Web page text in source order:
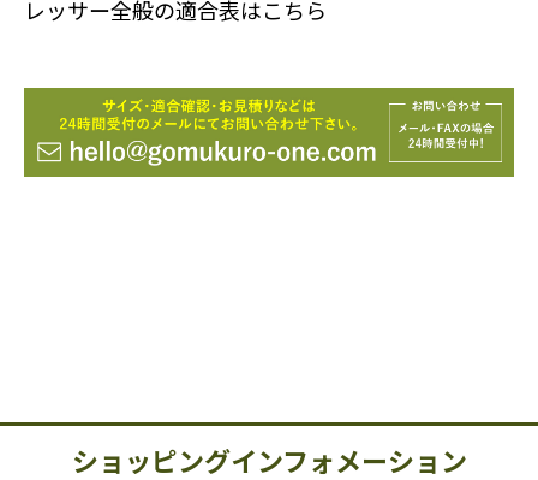
レッサー全般の適合表はこちら
ショッピングインフォメーション